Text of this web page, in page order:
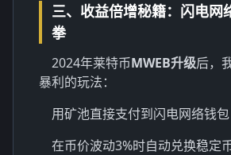
三、收益倍增秘籍：闪电网
拳
2024年莱特币MWEB升级后，
暴利的玩法：
用矿池直接支付到闪电网络钱包
在币价波动3%时自动兑换稳定